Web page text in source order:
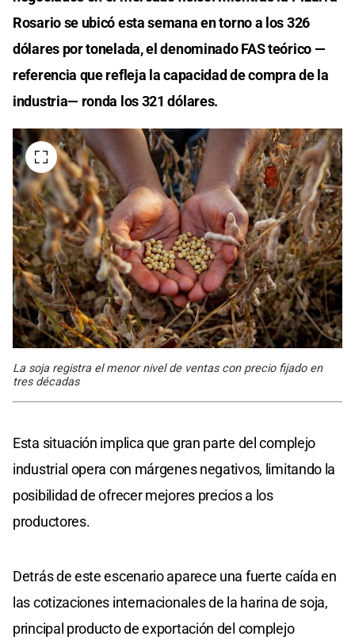
Rosario se ubicó esta semana en torno a los 326
dólares por tonelada, el denominado FAS teórico —
referencia que refleja la capacidad de compra de la
industria— ronda los 321 dólares.
La soja registra el menor nivel de ventas con precio fijado en
tres décadas
Esta situación implica que gran parte del complejo
industrial opera con márgenes negativos, limitando la
posibilidad de ofrecer mejores precios a los
productores.
Detrás de este escenario aparece una fuerte caída en
las cotizaciones internacionales de la harina de soja,
principal producto de exportación del complejo